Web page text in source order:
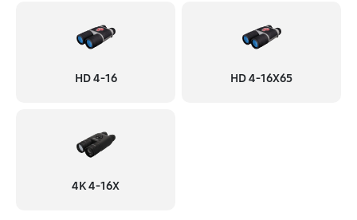
HD 4-16 HD 4-16X65
4K 4-16X